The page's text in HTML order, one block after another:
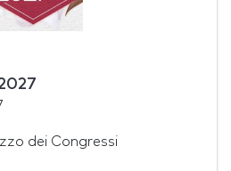
dei Congressi